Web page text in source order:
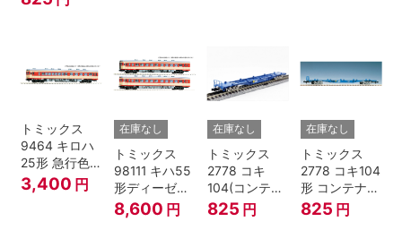
ゲージ
ジ
トミックス
9464 キロハ
25形 急行色･
一段窓 Nゲー
ジ
3,400 円
在庫なし
トミックス
98111 キハ55
形ディーゼル
カー 急行色･
一段窓 2両セ
8,600 円
在庫なし
トミックス
2778 コキ
104(コンテナ
無し) Nゲージ
825 円
在庫なし
トミックス
2778 コキ104
形 コンテナな
し
825 円